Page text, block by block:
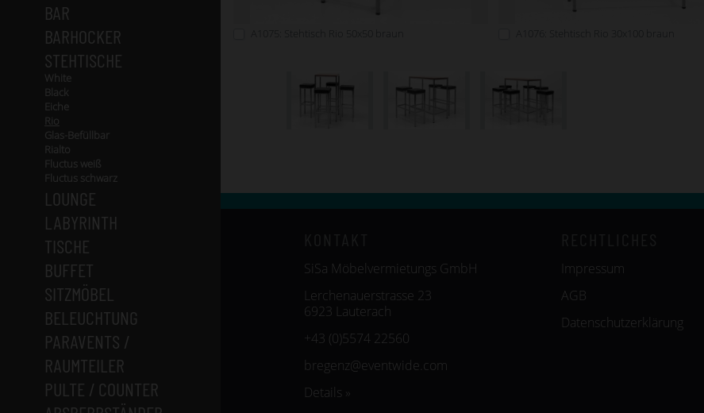
BAR
BARHOCKER
STEHTISCHE
White
Black
Eiche
Rio
Glas-Befüllbar
Rialto
Fluctus weiß
Fluctus schwarz
LOUNGE
LABYRINTH
TISCHE
BUFFET
SITZMÖBEL
BELEUCHTUNG
PARAVENTS /
RAUMTEILER
PULTE / COUNTER
SiSa Möbelvermietungs GmbH
Lerchenauerstrasse 23
6923 Lauterach
+43 (0)5574 22560
bregenz@eventwide.com
Details »
Impressum
AGB
Datenschutzerklärung